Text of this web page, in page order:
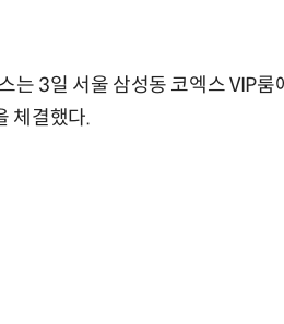
는 3일 서울 삼성동 코엑스 VIP
체결했다.